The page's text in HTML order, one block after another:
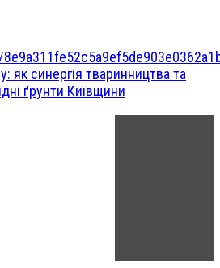
як синергія тваринництва та
ґрунти Київщини